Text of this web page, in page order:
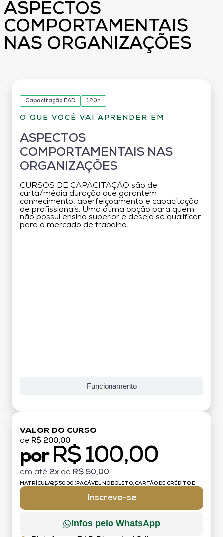
ASPECTOS
COMPORTAMENTAIS
NAS ORGANIZAÇÕES
Capacitação EAD 120h
O QUE VOCÊ VAI APRENDER EM
ASPECTOS
COMPORTAMENTAIS NAS
ORGANIZAÇÕES
CURSOS DE CAPACITAÇÃO são de
curta/média duração que garantem
conhecimento, aperfeiçoamento e capacitação
de profissionais. Uma ótima opção para quem
não possui ensino superior e deseja se qualificar
para o mercado de trabalho.
Funcionamento
VALOR DO CURSO
de R$ 200,00
por R$ 100,00
em até 2x de R$ 50,00
MATRÍCULA:R$ 50,00 (PAGÁVEL NO BOLETO, CARTÃO DE CRÉDITO E
Inscreva-se
Infos pelo WhatsApp